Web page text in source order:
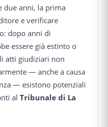
due anni, la prima
e verificare
dopo anni di
essere già estinto o
atti giudiziari non
— anche a causa
— esistono potenziali
al Tribunale di La